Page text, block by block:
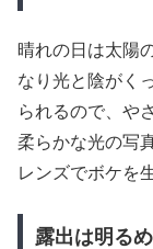
晴れの日は太陽
なり光と陰がく
られるので、や
柔らかな光の写
レンズでボケを
露出は明る